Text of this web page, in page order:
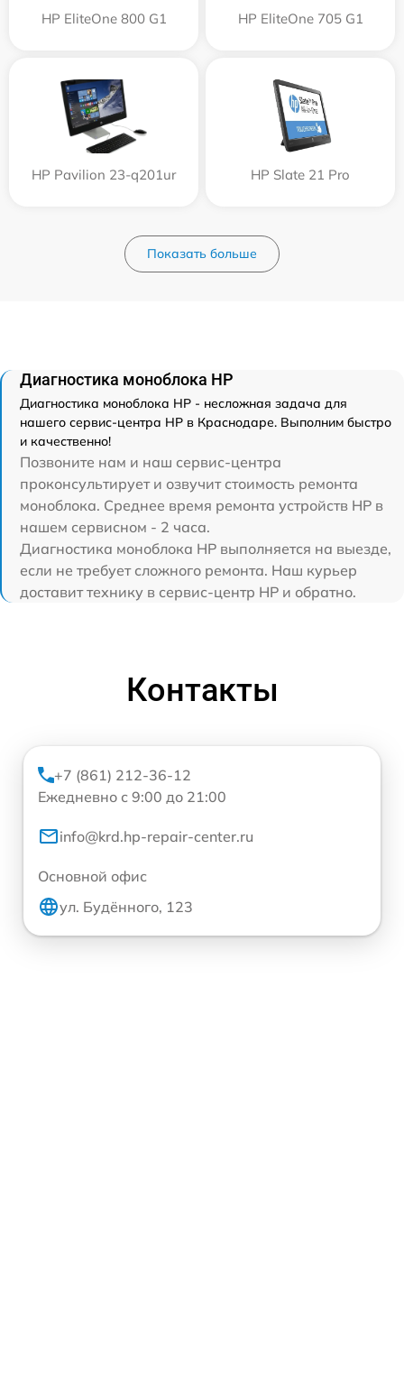
HP EliteOne 800 G1 HP EliteOne 705 G1
HP Pavilion 23-q201ur HP Slate 21 Pro
Показать больше
Диагностика моноблока HP
Диагностика моноблока HP - несложная задача для
нашего сервис-центра HP в Краснодаре. Выполним быстро
и качественно!
Позвоните нам и наш сервис-центра
проконсультирует и озвучит стоимость ремонта
моноблока. Среднее время ремонта устройств HP в
нашем сервисном - 2 часа.
Диагностика моноблока HP выполняется на выезде,
если не требует сложного ремонта. Наш курьер
доставит технику в сервис-центр HP и обратно.
Контакты
+7 (861) 212-36-12
Ежедневно с 9:00 до 21:00
info@krd.hp-repair-center.ru
Основной офис
ул. Будённого, 123